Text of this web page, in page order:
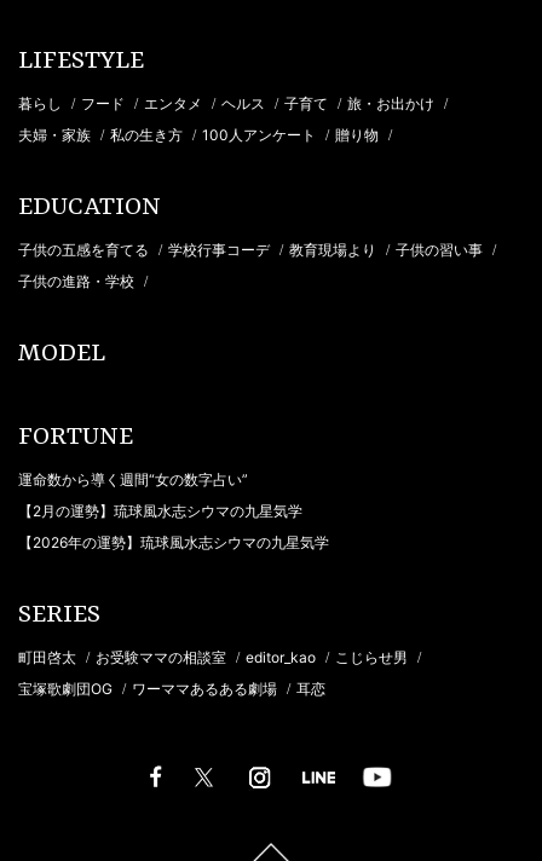
LIFESTYLE
暮らし / フード / エンタメ / ヘルス / 子育て / 旅・お出かけ /
夫婦・家族 / 私の生き方 / 100人アンケート / 贈り物 /
EDUCATION
子供の五感を育てる / 学校行事コーデ / 教育現場より / 子供の習い事 /
子供の進路・学校 /
MODEL
FORTUNE
運命数から導く週間“女の数字占い”
【2月の運勢】琉球風水志シウマの九星気学
【2026年の運勢】琉球風水志シウマの九星気学
SERIES
町田啓太 / お受験ママの相談室 / editor_kao / こじらせ男 /
宝塚歌劇団OG / ワーママあるある劇場 / 耳恋